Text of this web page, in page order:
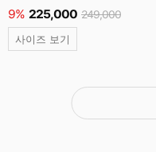
9% 225,000 249,000
사이즈 보기